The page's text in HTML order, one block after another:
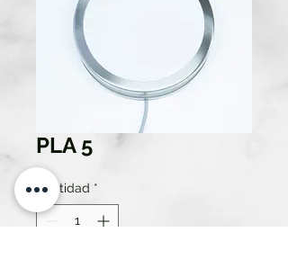
PLA 5
Cantidad *